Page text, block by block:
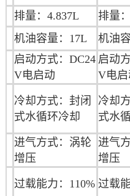
排量：4.837L
排量
机油容量： 17L 机油
启动方式：DC24
V电启动
启动
V电启
冷却方式：封闭
式水循环冷却
冷却
式水
进气方式：涡轮
增压
进气
增压
过载能力：110% 过载